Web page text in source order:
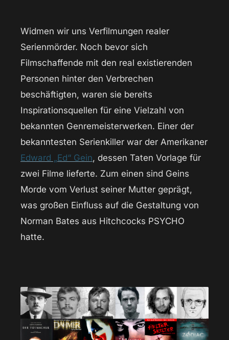
Widmen wir uns Verfilmungen realer
Serienmörder. Noch bevor sich
Filmschaffende mit den real existierenden
Personen hinter den Verbrechen
beschäftigten, waren sie bereits
Inspirationsquellen für eine Vielzahl von
bekannten Genremeisterwerken. Einer der
bekanntesten Serienkiller war der Amerikaner
Edward „Ed“ Gein, dessen Taten Vorlage für
zwei Filme lieferte. Zum einen sind Geins
Morde vom Verlust seiner Mutter geprägt,
was großen Einfluss auf die Gestaltung von
Norman Bates aus Hitchcocks PSYCHO
hatte.